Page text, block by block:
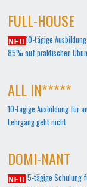
FULL-HOUSE
10-tägige
85% auf praktischen
ALL IN*****
10-tägige Ausbildung für
Lehrgang geht nicht
DOMI-NANT
5-tägige Schulung